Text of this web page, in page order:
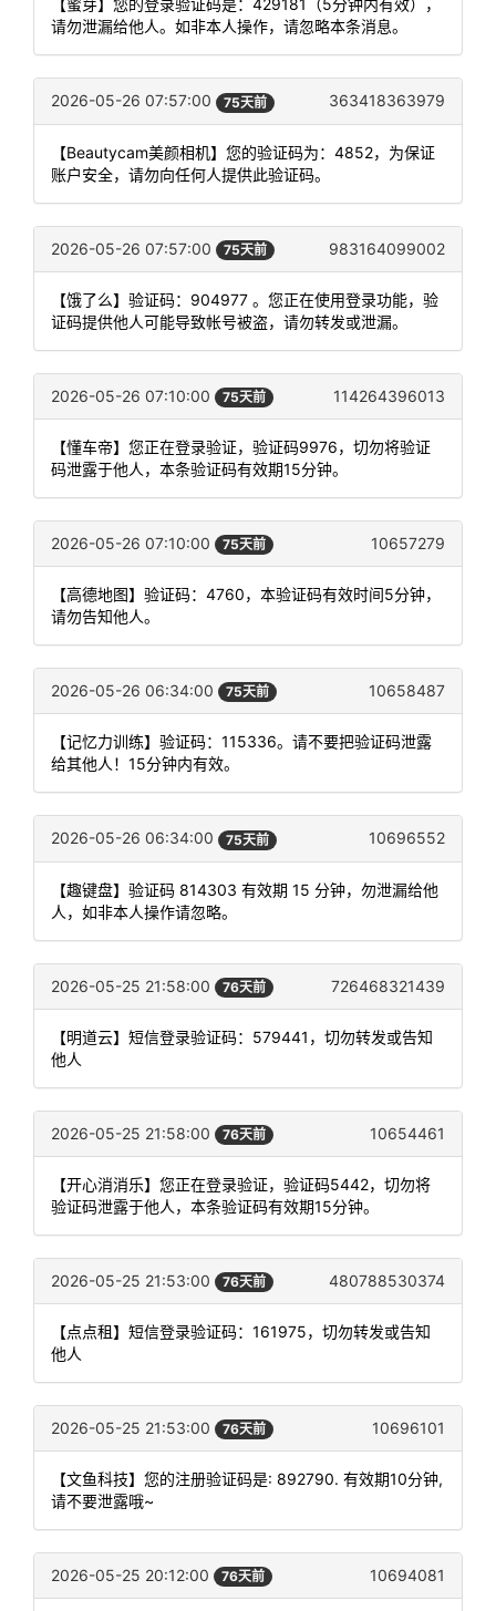
【蜜芽】您的登录验证码是：429181（5分钟内有效），
请勿泄漏给他人。如非本人操作，请忽略本条消息。
2026-05-26 07:57:00 75天前 363418363979
【Beautycam美颜相机】您的验证码为：4852，为保证
账户安全，请勿向任何人提供此验证码。
2026-05-26 07:57:00 75天前 983164099002
【饿了么】验证码：904977 。您正在使用登录功能，验
证码提供他人可能导致帐号被盗，请勿转发或泄漏。
2026-05-26 07:10:00 75天前 114264396013
【懂车帝】您正在登录验证，验证码9976，切勿将验证
码泄露于他人，本条验证码有效期15分钟。
2026-05-26 07:10:00 75天前 10657279
【高德地图】验证码：4760，本验证码有效时间5分钟，
请勿告知他人。
2026-05-26 06:34:00 75天前 10658487
【记忆力训练】验证码：115336。请不要把验证码泄露
给其他人！15分钟内有效。
2026-05-26 06:34:00 75天前 10696552
【趣键盘】验证码 814303 有效期 15 分钟，勿泄漏给他
人，如非本人操作请忽略。
2026-05-25 21:58:00 76天前 726468321439
【明道云】短信登录验证码：579441，切勿转发或告知
他人
2026-05-25 21:58:00 76天前 10654461
【开心消消乐】您正在登录验证，验证码5442，切勿将
验证码泄露于他人，本条验证码有效期15分钟。
2026-05-25 21:53:00 76天前 480788530374
【点点租】短信登录验证码：161975，切勿转发或告知
他人
2026-05-25 21:53:00 76天前 10696101
【文鱼科技】您的注册验证码是: 892790. 有效期10分钟,
请不要泄露哦~
2026-05-25 20:12:00 76天前 10694081